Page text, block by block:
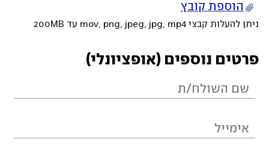
הוספת קובץ
ניתן להעלות קבצי mov, png, jpeg, jpg, mp4 עד 200MB
פרטים נוספים (אופציונלי)